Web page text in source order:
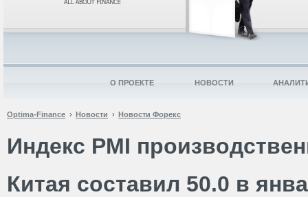
Optima-Finance Новости Новости Форекс
Индекс PMI
Китая составил 50.0 в
О ПРОЕКТЕ НОВОСТИ